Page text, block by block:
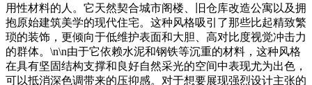
用性材料的人。它天然契合城市阁楼、旧仓库改造公寓以及拥
抱原始建筑美学的现代住宅。这种风格吸引了那些比起精致繁
琐的装饰，更倾向于低维护表面和大胆、高对比度视觉冲击力
的群体。\n\n由于它依赖水泥和钢铁等沉重的材料，这种风格
在具有坚固结构支撑和良好自然采光的空间中表现尤为出色，
可以抵消深色调带来的压抑感。对于想要展现强烈设计主张的